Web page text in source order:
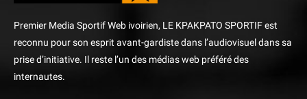
Premier Media Sportif Web ivoirien, LE KPAKPATO SPORTIF est
reconnu pour son esprit avant-gardiste dans l’audiovisuel dans sa
prise d’initiative. Il reste l’un des médias web préféré des
internautes.